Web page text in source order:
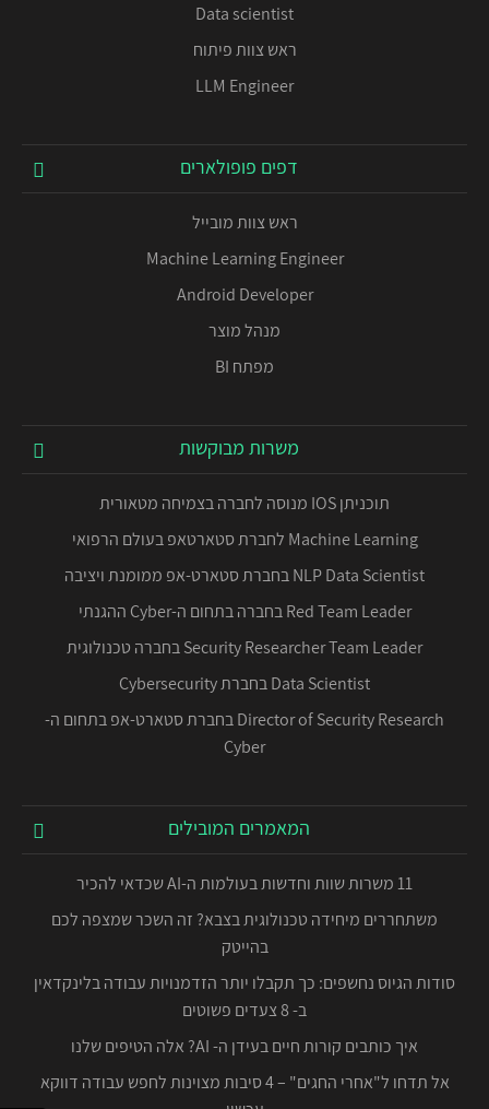
Data scientist
ראש צוות פיתוח
LLM Engineer
דפים פופולארים
ראש צוות מובייל
Machine Learning Engineer
Android Developer
מנהל מוצר
מפתח BI
משרות מבוקשות
תוכניתן IOS מנוסה לחברה בצמיחה מטאורית
Machine Learning לחברת סטארטאפ בעולם הרפואי
NLP Data Scientist בחברת סטארט-אפ ממומנת ויציבה
Red Team Leader בחברה בתחום ה-Cyber ההגנתי
Security Researcher Team Leader בחברה טכנולוגית
Data Scientist בחברת Cybersecurity
Director of Security Research בחברת סטארט-אפ בתחום ה-
Cyber
המאמרים המובילים
11 משרות שוות וחדשות בעולמות ה-AI שכדאי להכיר
משתחררים מיחידה טכנולוגית בצבא? זה השכר שמצפה לכם
בהייטק
סודות הגיוס נחשפים: כך תקבלו יותר הזדמנויות עבודה בלינקדאין
ב- 8 צעדים פשוטים
איך כותבים קורות חיים בעידן ה- AI? אלה הטיפים שלנו
אל תדחו ל"אחרי החגים" – 4 סיבות מצוינות לחפש עבודה דווקא